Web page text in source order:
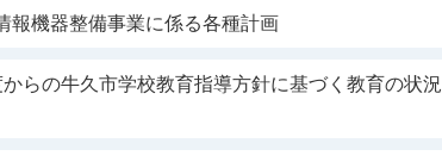
報機器整備事業に係る各種計画
らの牛久市学校教育指導方針に基づく教育の状況